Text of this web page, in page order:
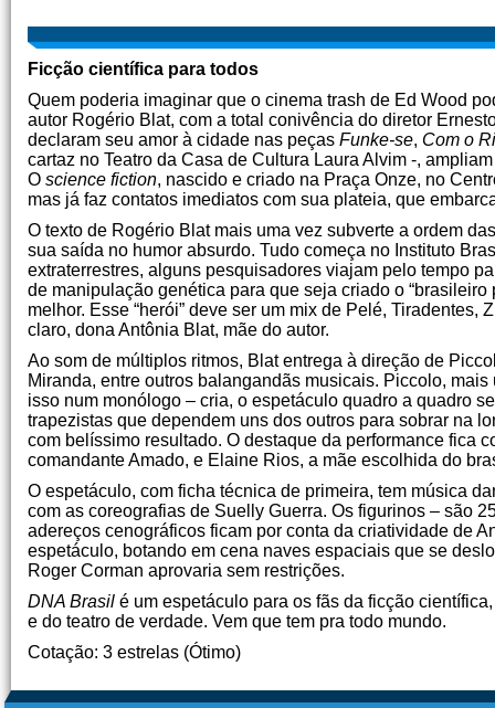
Ficção científica para todos
Quem poderia imaginar que o cinema trash de Ed Wood
autor Rogério Blat, com a total conivência do diretor
declaram seu amor à cidade nas peças Funke-se, Com o
cartaz no Teatro da Casa de Cultura Laura Alvim -,
O science fiction, nascido e criado na Praça Onze, no
mas já faz contatos imediatos com sua plateia, que
O texto de Rogério Blat mais uma vez subverte a ordem
sua saída no humor absurdo. Tudo começa no Instituto
extraterrestres, alguns pesquisadores viajam pelo tempo
de manipulação genética para que seja criado o
melhor. Esse “herói” deve ser um mix de Pelé,
claro, dona Antônia Blat, mãe do autor.
Ao som de múltiplos ritmos, Blat entrega à direção de
Miranda, entre outros balangandãs musicais. Piccolo,
isso num monólogo – cria, o espetáculo quadro a quadro
trapezistas que dependem uns dos outros para sobrar na
com belíssimo resultado. O destaque da performance fica
comandante Amado, e Elaine Rios, a mãe escolhida do
O espetáculo, com ficha técnica de primeira, tem música
com as coreografias de Suelly Guerra. Os figurinos – são
adereços cenográficos ficam por conta da criatividade de
espetáculo, botando em cena naves espaciais que se
Roger Corman aprovaria sem restrições.
DNA Brasil é um espetáculo para os fãs da ficção
e do teatro de verdade. Vem que tem pra todo mundo.
Cotação: 3 estrelas (Ótimo)